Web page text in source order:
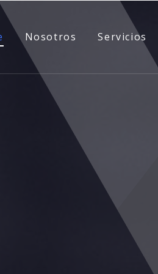
Nosotros Servicios